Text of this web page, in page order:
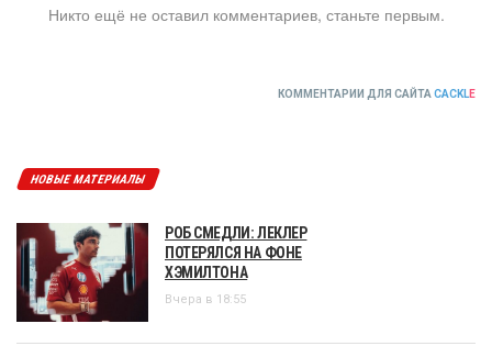
Никто ещё не оставил комментариев, станьте первым.
КОММЕНТАРИИ ДЛЯ САЙТА CACKLE
НОВЫЕ МАТЕРИАЛЫ
РОБ СМЕДЛИ: ЛЕКЛЕР
ПОТЕРЯЛСЯ НА ФОНЕ
ХЭМИЛТОНА
Вчера в 18:55